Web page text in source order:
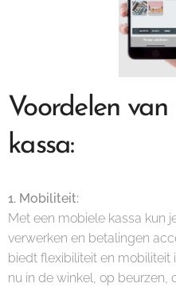
Voordelen
kassa:
1. Mobiliteit:
Met een mobiele kassa kun
verwerken en betalingen
biedt flexibiliteit en
nu in de winkel, op beurzen,